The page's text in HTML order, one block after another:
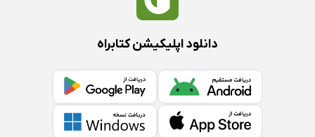
دانلود اپلیکیشن کتابراه